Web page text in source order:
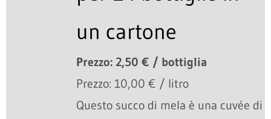
un cartone
Prezzo: 2,50 € / bottiglia
Prezzo: 10,00 € / litro
Questo succo di mela è una cuvée di